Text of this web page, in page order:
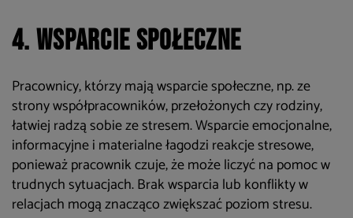
4. Wsparcie społeczne
Pracownicy, którzy mają wsparcie społeczne, np. ze
strony współpracowników, przełożonych czy rodziny,
łatwiej radzą sobie ze stresem. Wsparcie emocjonalne,
informacyjne i materialne łagodzi reakcje stresowe,
ponieważ pracownik czuje, że może liczyć na pomoc w
trudnych sytuacjach. Brak wsparcia lub konflikty w
relacjach mogą znacząco zwiększać poziom stresu.